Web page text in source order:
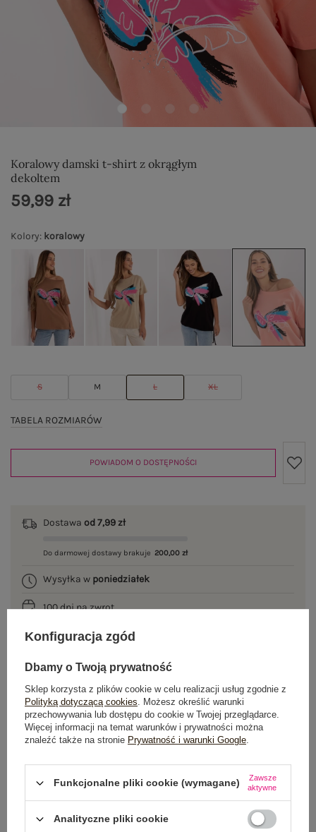
Koralowy damski t-shirt z okrągłym
dekoltem
Kolory: koralowy
S M L XL
TABELA ROZMIARÓW
59,99 zł
POWIADOM O DOSTĘPNOŚCI
Dostawa od 7,99 zł
Do darmowej dostawy brakuje 200,00 zł
Wysyłka w poniedziałek
100 dni na zwrot
OPIS PRODUKTU
GŁÓWNE PARAMETRY
OPINIE O PRODUKCIE (0)
ZWROTY I REKLAMACJE
Konfiguracja zgód
Dbamy o Twoją prywatność
Sklep korzysta z plików cookie w celu realizacji usług zgodnie z
Polityką dotyczącą cookies. Możesz określić warunki
przechowywania lub dostępu do cookie w Twojej przeglądarce.
Więcej informacji na temat warunków i prywatności można
znaleźć także na stronie Prywatność i warunki Google.
Funkcjonalne pliki cookie (wymagane)
Zawsze
aktywne
Analityczne pliki cookie